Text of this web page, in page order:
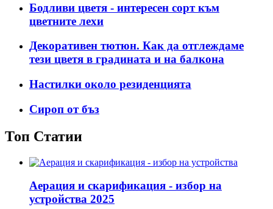
Бодливи цветя - интересен сорт към
цветните лехи
Декоративен тютюн. Как да отглеждаме
тези цветя в градината и на балкона
Настилки около резиденцията
Сироп от бъз
Топ Статии
Аерация и скарификация - избор на
устройства 2025